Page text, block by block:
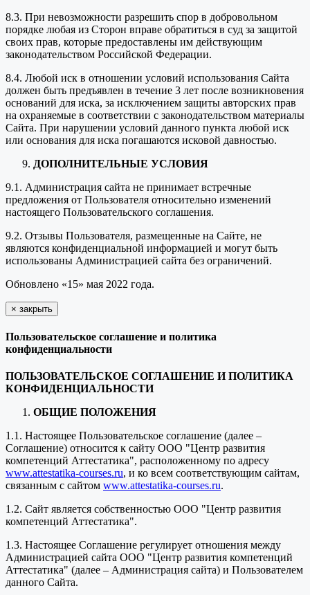
8.3. При невозможности разрешить спор в добровольном
порядке любая из Сторон вправе обратиться в суд за защитой
своих прав, которые предоставлены им действующим
законодательством Российской Федерации.
8.4. Любой иск в отношении условий использования Сайта
должен быть предъявлен в течение 3 лет после возникновения
оснований для иска, за исключением защиты авторских прав
на охраняемые в соответствии с законодательством материалы
Сайта. При нарушении условий данного пункта любой иск
или основания для иска погашаются исковой давностью.
ДОПОЛНИТЕЛЬНЫЕ УСЛОВИЯ
9.1. Администрация сайта не принимает встречные
предложения от Пользователя относительно изменений
настоящего Пользовательского соглашения.
9.2. Отзывы Пользователя, размещенные на Сайте, не
являются конфиденциальной информацией и могут быть
использованы Администрацией сайта без ограничений.
Обновлено «15» мая 2022 года.
× закрыть
Пользовательское соглашение и политика
конфиденциальности
ПОЛЬЗОВАТЕЛЬСКОЕ СОГЛАШЕНИЕ И ПОЛИТИКА
КОНФИДЕНЦИАЛЬНОСТИ
ОБЩИЕ ПОЛОЖЕНИЯ
1.1. Настоящее Пользовательское соглашение (далее –
Соглашение) относится к сайту ООО "Центр развития
компетенций Аттестатика", расположенному по адресу
www.attestatika-courses.ru, и ко всем соответствующим сайтам,
связанным с сайтом www.attestatika-courses.ru.
1.2. Сайт является собственностью ООО "Центр развития
компетенций Аттестатика".
1.3. Настоящее Соглашение регулирует отношения между
Администрацией сайта ООО "Центр развития компетенций
Аттестатика" (далее – Администрация сайта) и Пользователем
данного Сайта.